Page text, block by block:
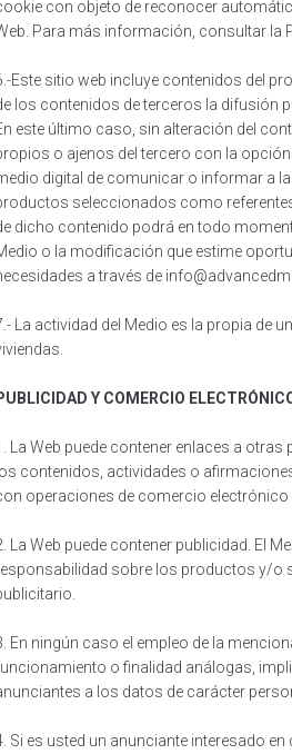
con objeto de reconocer
Para más información, consultar la
Este sitio web incluye contenidos del
los contenidos de terceros la difusión
este último caso, sin alteración del
o ajenos del tercero con la
digital de comunicar o informar a
seleccionados como
dicho contenido podrá en todo
o la modificación que estime
a través de
La actividad del Medio es la propia de
Y COMERCIO
La Web puede contener enlaces a
los contenidos, actividades o
operaciones de comercio electrónico
La Web puede contener publicidad. El
sobre los productos y/o
En ningún caso el empleo de la
o finalidad análogas,
a los datos de carácter
Si es usted un anunciante interesado